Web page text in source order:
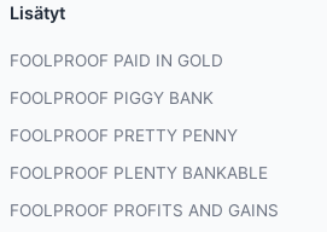
Lisätyt
FOOLPROOF PAID IN GOLD
FOOLPROOF PIGGY BANK
FOOLPROOF PRETTY PENNY
FOOLPROOF PLENTY BANKABLE
FOOLPROOF PROFITS AND GAINS